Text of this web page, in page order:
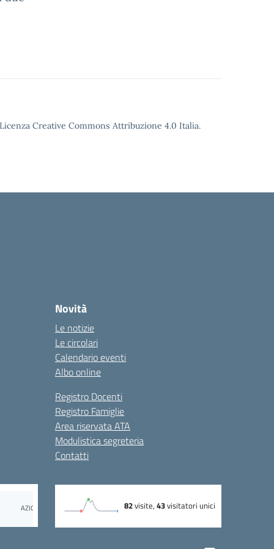
Creative Commons Attribuzione 4.0 Italia.
Novità
Le notizie
Le circolari
Calendario eventi
Albo online
Registro Docenti
Registro Famiglie
Area riservata ATA
Modulistica segreteria
Contatti